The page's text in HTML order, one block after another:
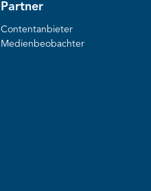
Partner
Contentanbieter
Medienbeobachter